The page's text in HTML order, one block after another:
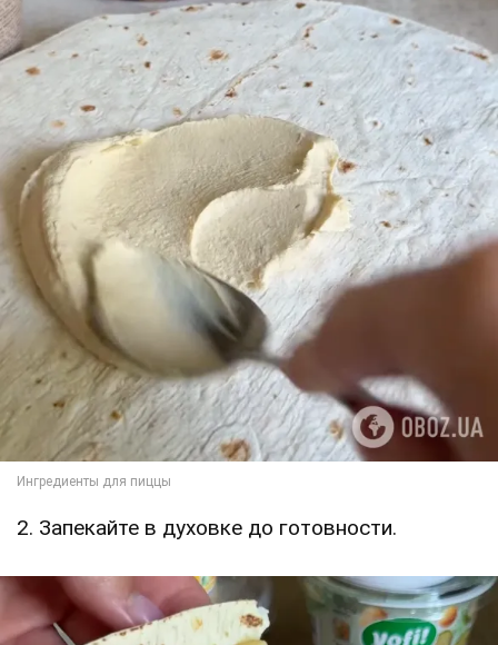
2. Запекайте в духовке до готовности.